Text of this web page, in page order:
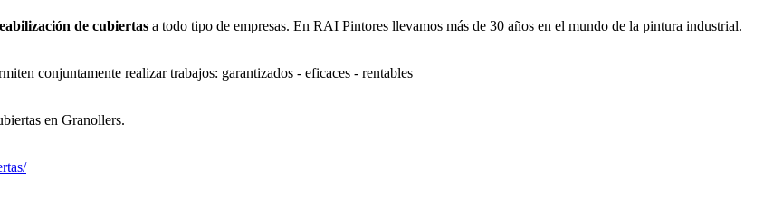
de cubiertas a todo tipo de empresas. En RAI Pintores llevamos más de 30 años en el mundo de la pintura industrial.
conjuntamente realizar trabajos: garantizados - eficaces - rentables
en Granollers.